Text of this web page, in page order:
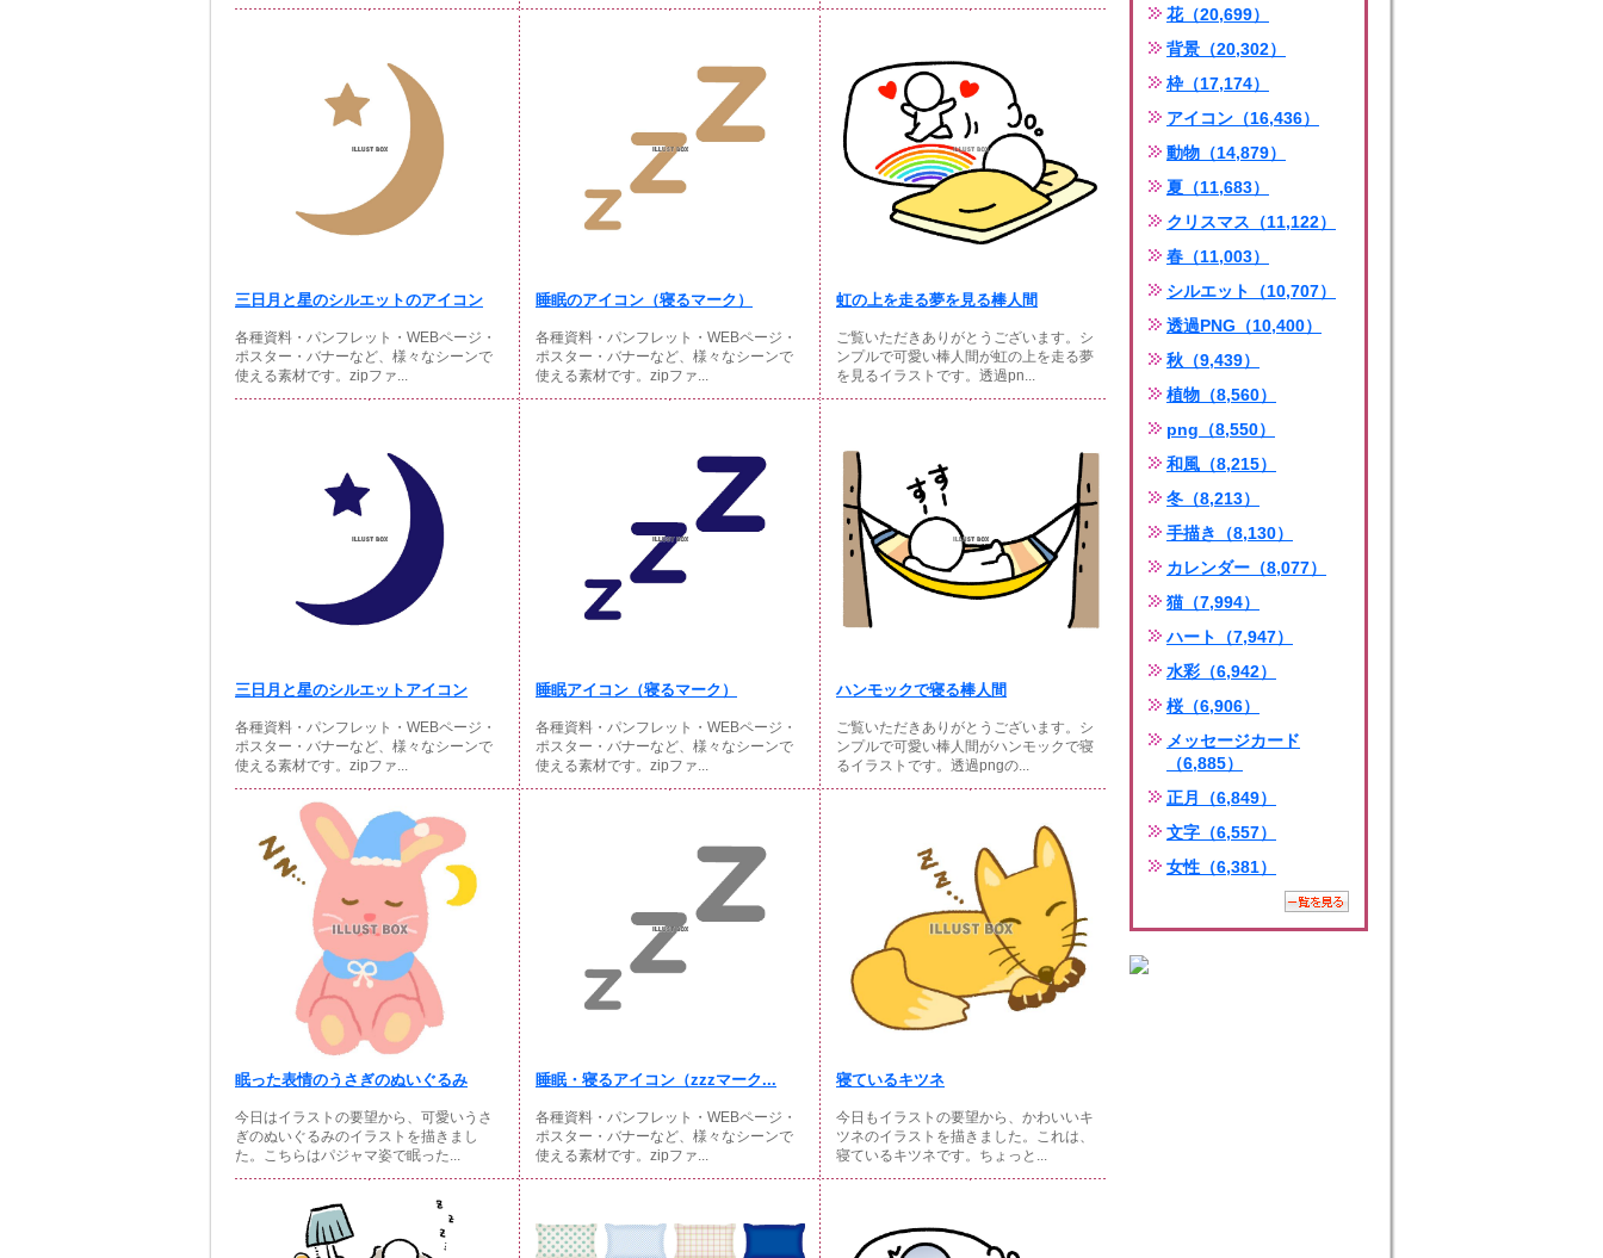
三日月と星のシルエットのアイコン
各種資料・パンフレット・WEBページ・
ポスター・バナーなど、様々なシーンで
使える素材です。zipファ...
睡眠のアイコン（寝るマーク）
各種資料・パンフレット・WEBページ・
ポスター・バナーなど、様々なシーンで
使える素材です。zipファ...
虹の上を走る夢を見る棒人間
ご覧いただきありがとうございます。シ
ンプルで可愛い棒人間が虹の上を走る夢
を見るイラストです。透過pn...
三日月と星のシルエットアイコン
各種資料・パンフレット・WEBページ・
ポスター・バナーなど、様々なシーンで
使える素材です。zipファ...
睡眠アイコン（寝るマーク）
各種資料・パンフレット・WEBページ・
ポスター・バナーなど、様々なシーンで
使える素材です。zipファ...
ハンモックで寝る棒人間
ご覧いただきありがとうございます。シ
ンプルで可愛い棒人間がハンモックで寝
るイラストです。透過pngの...
眠った表情のうさぎのぬいぐるみ
今日はイラストの要望から、可愛いうさ
ぎのぬいぐるみのイラストを描きまし
た。こちらはパジャマ姿で眠った...
睡眠・寝るアイコン（zzzマーク...
各種資料・パンフレット・WEBページ・
ポスター・バナーなど、様々なシーンで
使える素材です。zipファ...
寝ているキツネ
今日もイラストの要望から、かわいいキ
ツネのイラストを描きました。これは、
寝ているキツネです。ちょっと...
花（20,699）
背景（20,302）
枠（17,174）
アイコン（16,436）
動物（14,879）
夏（11,683）
クリスマス（11,122）
春（11,003）
シルエット（10,707）
透過PNG（10,400）
秋（9,439）
植物（8,560）
png（8,550）
和風（8,215）
冬（8,213）
手描き（8,130）
カレンダー（8,077）
猫（7,994）
ハート（7,947）
水彩（6,942）
桜（6,906）
メッセージカード
（6,885）
正月（6,849）
文字（6,557）
女性（6,381）